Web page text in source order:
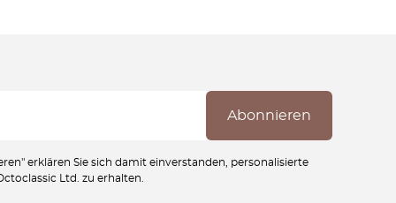
erklären Sie sich damit einverstanden, personalisierte
Ltd. zu erhalten.